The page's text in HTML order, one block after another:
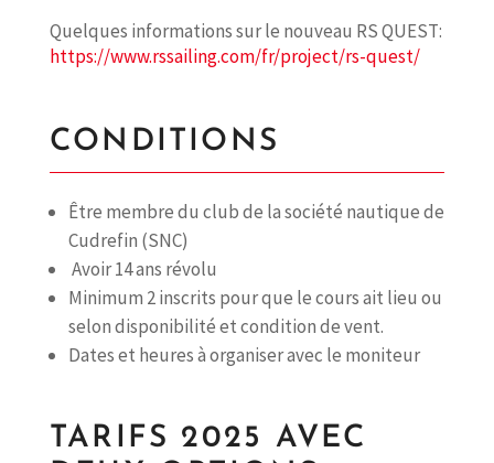
Quelques informations sur le nouveau RS QUEST:
https://www.rssailing.com/fr/project/rs-quest/
CONDITIONS
Être membre du club de la société nautique de
Cudrefin (SNC)
Avoir 14 ans révolu
Minimum 2 inscrits pour que le cours ait lieu ou
selon disponibilité et condition de vent.
Dates et heures à organiser avec le moniteur
TARIFS 2025 AVEC